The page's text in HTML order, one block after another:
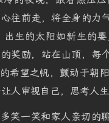
往前走，将全身的力
生的太阳如新生的
奖励，站在山顶，每
希望之帆，颤动于朝
人审视自己，思考人
笑一笑和家人亲切的